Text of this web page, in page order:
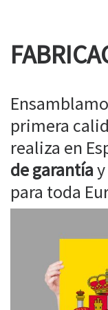
primera
realiza en
de garantía
para toda